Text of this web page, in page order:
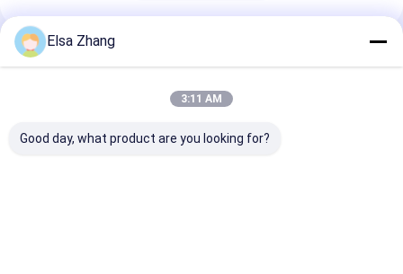
推薦されたプロダクト
Elsa Zhang
3:11 AM
Good day, what product are you looking for?